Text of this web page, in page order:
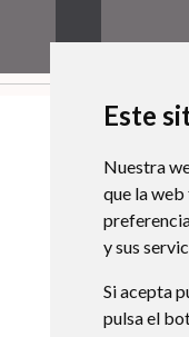
Este
Nuestra
que la
y sus
Si acepta
pulsa el